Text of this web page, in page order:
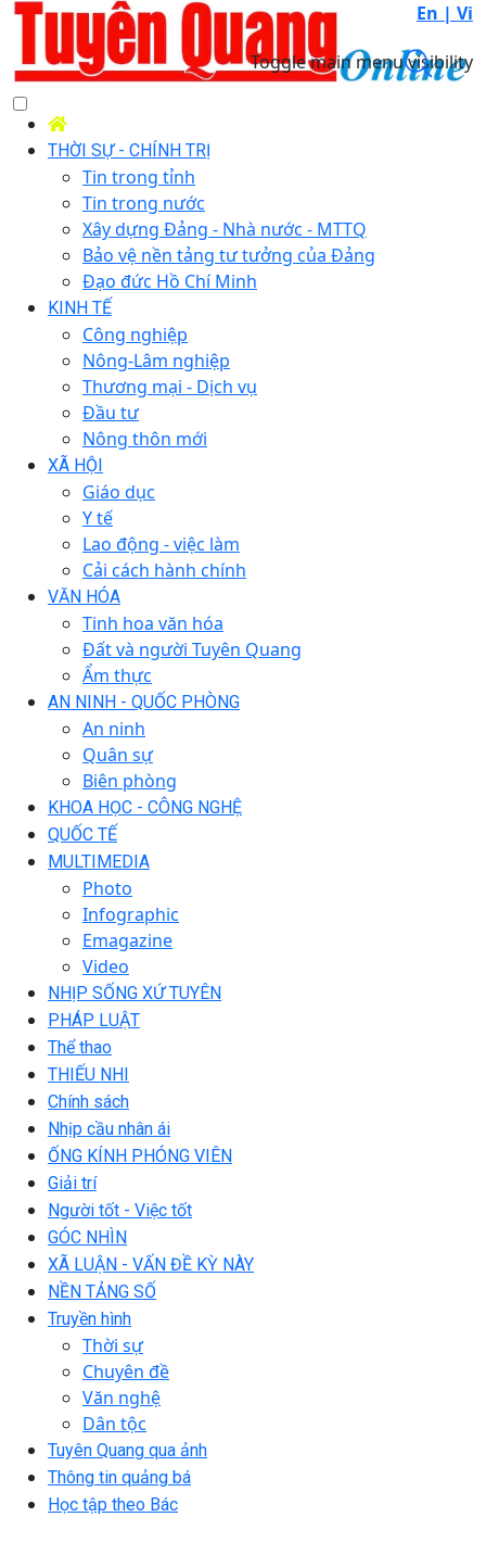
En | Vi
Toggle main menu visibility
THỜI SỰ - CHÍNH TRỊ
Tin trong tỉnh
Tin trong nước
Xây dựng Đảng - Nhà nước - MTTQ
Bảo vệ nền tảng tư tưởng của Đảng
Đạo đức Hồ Chí Minh
KINH TẾ
Công nghiệp
Nông-Lâm nghiệp
Thương mại - Dịch vụ
Đầu tư
Nông thôn mới
XÃ HỘI
Giáo dục
Y tế
Lao động - việc làm
Cải cách hành chính
VĂN HÓA
Tinh hoa văn hóa
Đất và người Tuyên Quang
Ẩm thực
AN NINH - QUỐC PHÒNG
An ninh
Quân sự
Biên phòng
KHOA HỌC - CÔNG NGHỆ
QUỐC TẾ
MULTIMEDIA
Photo
Infographic
Emagazine
Video
NHỊP SỐNG XỨ TUYÊN
PHÁP LUẬT
Thể thao
THIẾU NHI
Chính sách
Nhịp cầu nhân ái
ỐNG KÍNH PHÓNG VIÊN
Giải trí
Người tốt - Việc tốt
GÓC NHÌN
XÃ LUẬN - VẤN ĐỀ KỲ NÀY
NỀN TẢNG SỐ
Truyền hình
Thời sự
Chuyên đề
Văn nghệ
Dân tộc
Tuyên Quang qua ảnh
Thông tin quảng bá
Học tập theo Bác